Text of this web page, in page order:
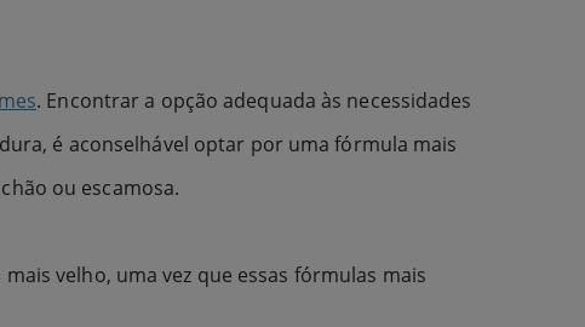
. Encontrar a opção adequada às necessidades
é aconselhável optar por uma fórmula mais
ou escamosa.
velho, uma vez que essas fórmulas mais